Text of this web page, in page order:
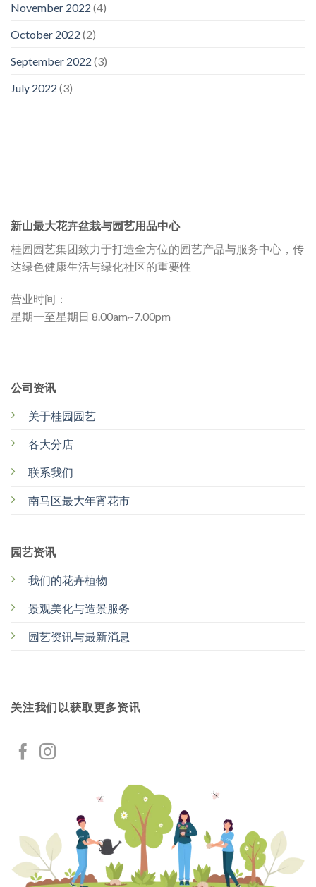
November 2022 (4)
October 2022 (2)
September 2022 (3)
July 2022 (3)
新山最大花卉盆栽与园艺用品中心
桂园园艺集团致力于打造全方位的园艺产品与服务中心，传
达绿色健康生活与绿化社区的重要性
营业时间：
星期一至星期日 8.00am~7.00pm
公司资讯
关于桂园园艺
各大分店
联系我们
南马区最大年宵花市
园艺资讯
我们的花卉植物
景观美化与造景服务
园艺资讯与最新消息
关注我们以获取更多资讯